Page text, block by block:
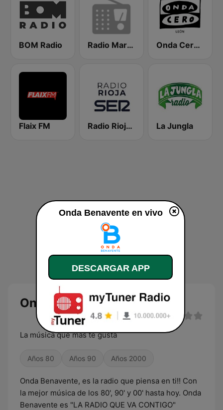
BOM Radio Radio Marca León Onda Cero León
Flaix FM Radio Rioja SER La Jungla
Onda Benavente en directo
La música que más te gusta
Años 80 Años 90 Años 2000
Onda Benavente, es la radio que piensa en ti!! Con
la mejor música de los 80', 90' y 00' hasta hoy. Onda
Benavente es "LA RADIO QUE VA CONTIGO"
Onda Benavente en vivo
DESCARGAR APP